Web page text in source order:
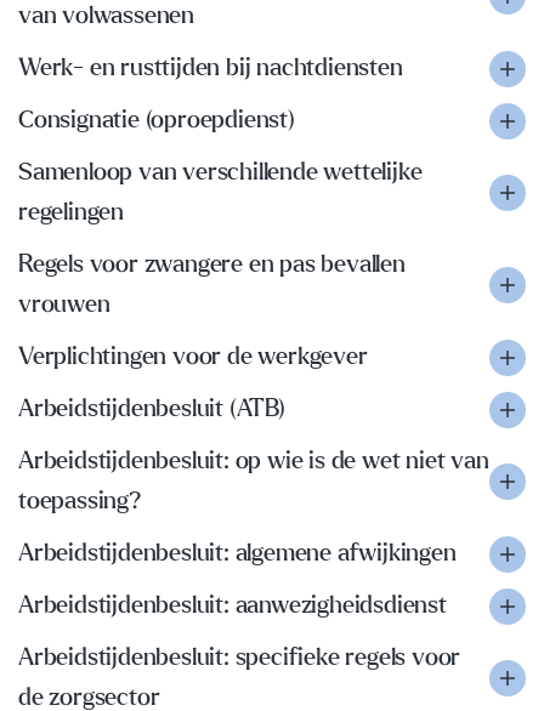
van volwassenen
Werk- en rusttijden bij nachtdiensten
Consignatie (oproepdienst)
Samenloop van verschillende wettelijke
regelingen
Regels voor zwangere en pas bevallen
vrouwen
Verplichtingen voor de werkgever
Arbeidstijdenbesluit (ATB)
Arbeidstijdenbesluit: op wie is de wet niet van
toepassing?
Arbeidstijdenbesluit: algemene afwijkingen
Arbeidstijdenbesluit: aanwezigheidsdienst
Arbeidstijdenbesluit: specifieke regels voor
de zorgsector